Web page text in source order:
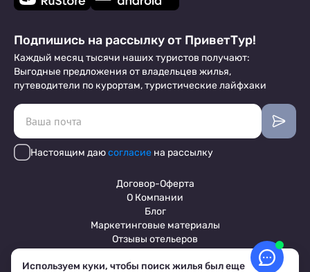
Подпишись на рассылку от ПриветТур!
Каждый месяц тысячи наших туристов получают:
Выгодные предложения от владельцев жилья,
путеводители по курортам, туристические лайфхаки
Настоящим даюсогласие на рассылку
Договор-Оферта
О Компании
Блог
Маркетинговые материалы
Отзывы отельеров
Используем куки, чтобы поиск жилья был еще